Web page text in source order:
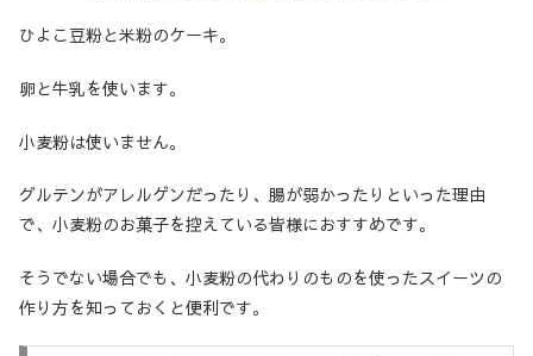
ひよこ豆粉と米粉のケーキ。
卵と牛乳を使います。
小麦粉は使いません。
グルテンがアレルゲンだったり、腸が弱かったりといった理由
で、小麦粉のお菓子を控えている皆様におすすめです。
そうでない場合でも、小麦粉の代わりのものを使ったスイーツの
作り方を知っておくと便利です。